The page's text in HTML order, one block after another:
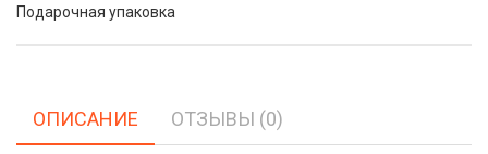
Подарочная упаковка
ОПИСАНИЕ ОТЗЫВЫ (0)